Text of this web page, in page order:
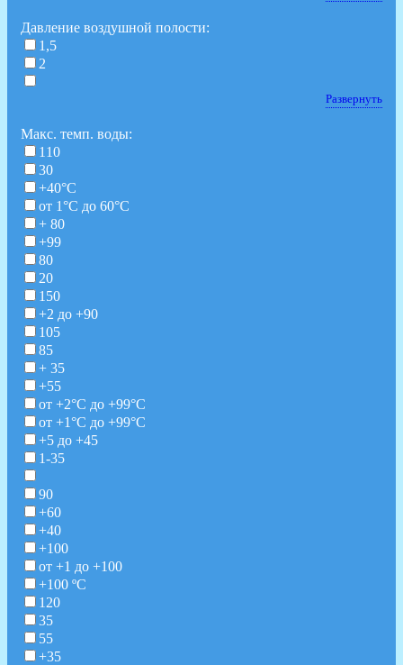
Давление воздушной полости:
1,5
2
Развернуть
Макс. темп. воды:
110
30
+40°С
от 1°C до 60°C
+ 80
+99
80
20
150
+2 до +90
105
85
+ 35
+55
от +2°С до +99°С
от +1°С до +99°С
+5 до +45
1-35
90
+60
+40
+100
от +1 до +100
+100 ºC
120
35
55
+35